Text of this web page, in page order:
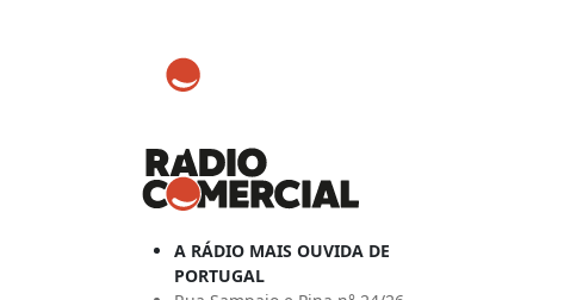
A RÁDIO MAIS OUVIDA DE
PORTUGAL